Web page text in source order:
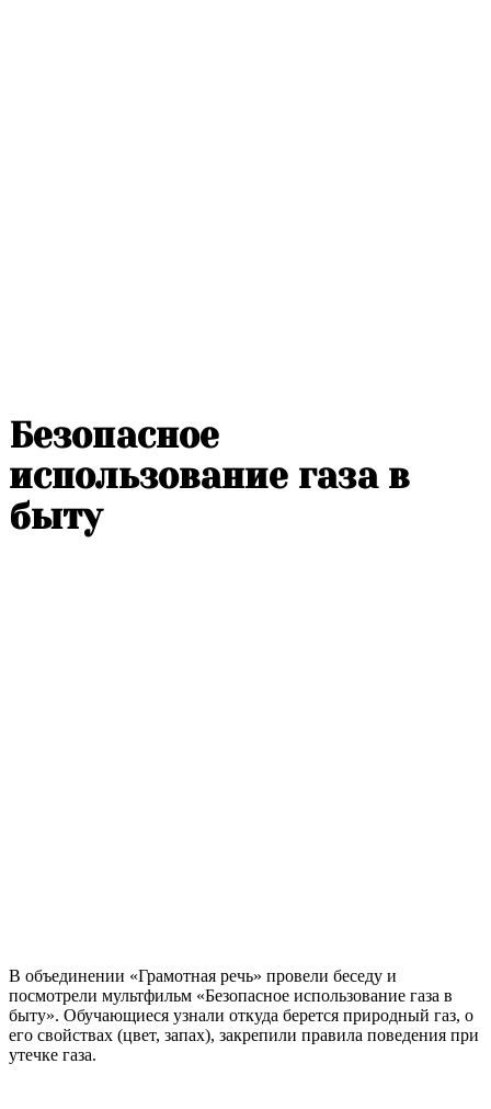
Безопасное
использование газа в
быту
В объединении «Грамотная речь» провели беседу и
посмотрели мультфильм «Безопасное использование газа в
быту». Обучающиеся узнали откуда берется природный газ, о
его свойствах (цвет, запах), закрепили правила поведения при
утечке газа.